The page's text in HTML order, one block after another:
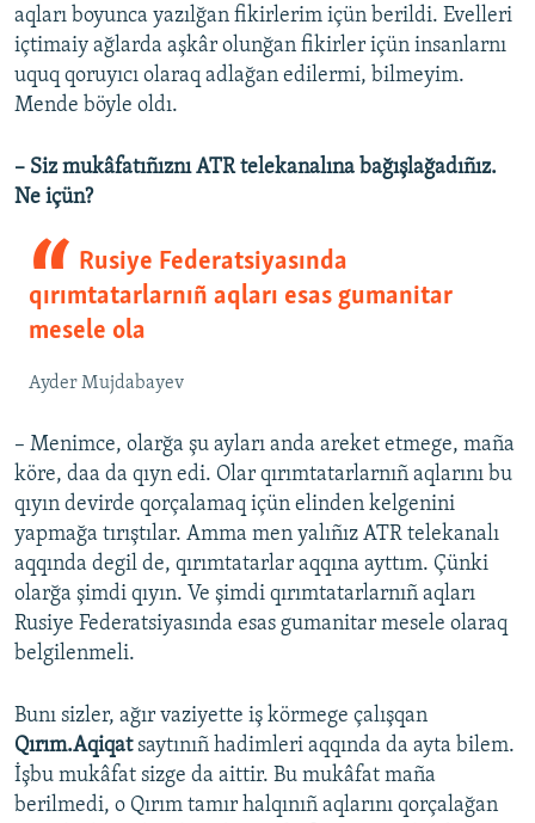
aqları boyunca yazılğan fikirlerim içün berildi. Evelleri
içtimaiy ağlarda aşkâr olunğan fikirler içün insanlarnı
uquq qoruyıcı olaraq adlağan edilermi, bilmeyim.
Mende böyle oldı.
– Siz mukâfatıñıznı ATR telekanalına bağışlağadıñız.
Ne içün?
Rusiye Federatsiyasında
qırımtatarlarnıñ aqları esas gumanitar
mesele ola
Ayder Mujdabayev
– Menimce, olarğa şu ayları anda areket etmege, maña
köre, daa da qıyn edi. Olar qırımtatarlarnıñ aqlarını bu
qıyın devirde qorçalamaq içün elinden kelgenini
yapmağa tırıştılar. Amma men yalıñız ATR telekanalı
aqqında degil de, qırımtatarlar aqqına ayttım. Çünki
olarğa şimdi qıyın. Ve şimdi qırımtatarlarnıñ aqları
Rusiye Federatsiyasında esas gumanitar mesele olaraq
belgilenmeli.
Bunı sizler, ağır vaziyette iş körmege çalışqan
Qırım.Aqiqatsaytınıñ hadimleri aqqında da ayta bilem.
İşbu mukâfat sizge da aittir. Bu mukâfat maña
berilmedi, o Qırım tamır halqınıñ aqlarını qorçalağan